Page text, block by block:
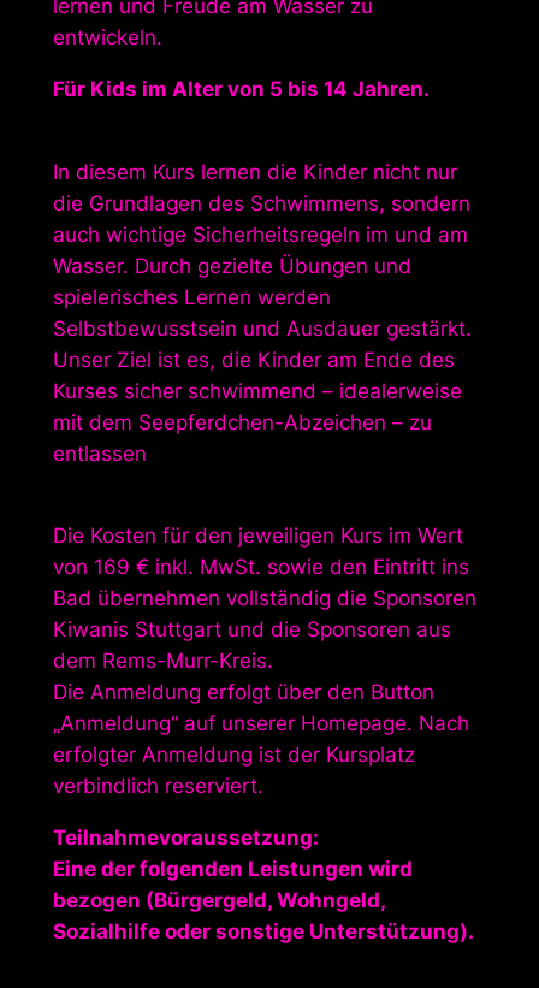
lernen und Freude am Wasser zu
entwickeln.
Für Kids im Alter von 5 bis 14 Jahren.
In diesem Kurs lernen die Kinder nicht nur
die Grundlagen des Schwimmens, sondern
auch wichtige Sicherheitsregeln im und am
Wasser. Durch gezielte Übungen und
spielerisches Lernen werden
Selbstbewusstsein und Ausdauer gestärkt.
Unser Ziel ist es, die Kinder am Ende des
Kurses sicher schwimmend – idealerweise
mit dem Seepferdchen-Abzeichen – zu
entlassen
Die Kosten für den jeweiligen Kurs im Wert
von 169 € inkl. MwSt. sowie den Eintritt ins
Bad übernehmen vollständig die Sponsoren
Kiwanis Stuttgart und die Sponsoren aus
dem Rems-Murr-Kreis.
Die Anmeldung erfolgt über den Button
„Anmeldung“ auf unserer Homepage. Nach
erfolgter Anmeldung ist der Kursplatz
verbindlich reserviert.
Teilnahmevoraussetzung:
Eine der folgenden Leistungen wird
bezogen (Bürgergeld, Wohngeld,
Sozialhilfe oder sonstige Unterstützung).